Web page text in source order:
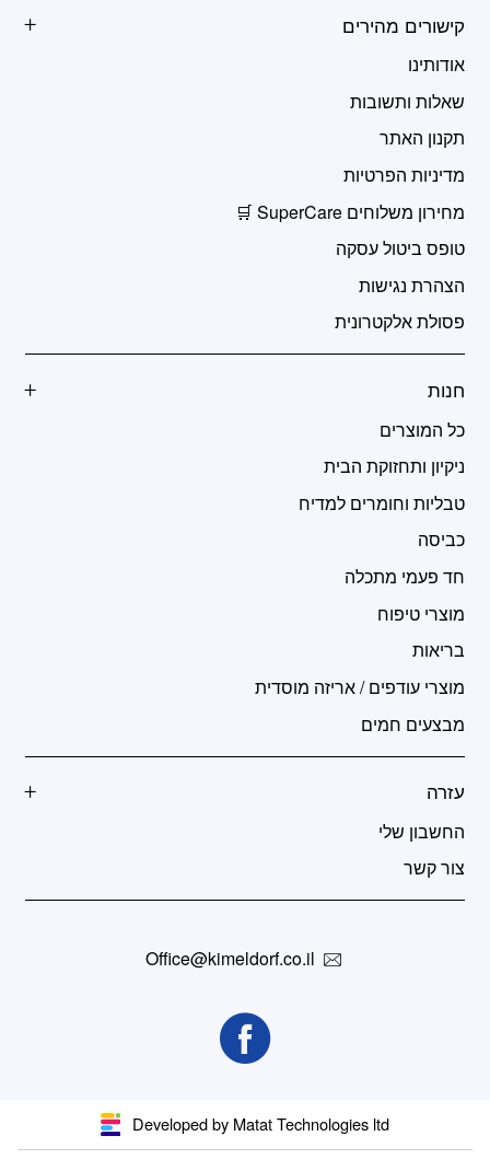
קישורים מהירים
אודותינו
שאלות ותשובות
תקנון האתר
מדיניות הפרטיות
מחירון משלוחים SuperCare 🛒
טופס ביטול עסקה
הצהרת נגישות
פסולת אלקטרונית
חנות
כל המוצרים
ניקיון ותחזוקת הבית
טבליות וחומרים למדיח
כביסה
חד פעמי מתכלה
מוצרי טיפוח
בריאות
מוצרי עודפים / אריזה מוסדית
מבצעים חמים
עזרה
החשבון שלי
צור קשר
Office@kimeldorf.co.il
Developed by Matat Technologies ltd